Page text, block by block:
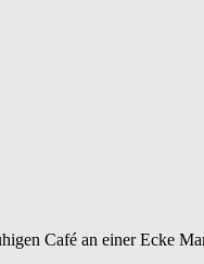
Café an einer Ecke